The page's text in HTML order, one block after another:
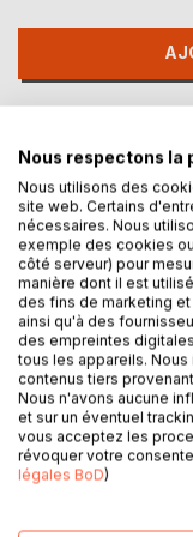
Laisser un avis
DESCRIPTION
Cet ouvrage est
la maladie de
l'ouvrage du même
maladie de Cushing
Nous respectons la
Nous utilisons des
site web. Certains
nécessaires. Nous
exemple des cookies
côté serveur) pour
manière dont il est
des fins de marketing
ainsi qu'à des
des empreintes
tous les appareils.
contenus tiers
Nous n'avons aucune
et sur un éventuel
vous acceptez les
révoquer votre
légales BoD)